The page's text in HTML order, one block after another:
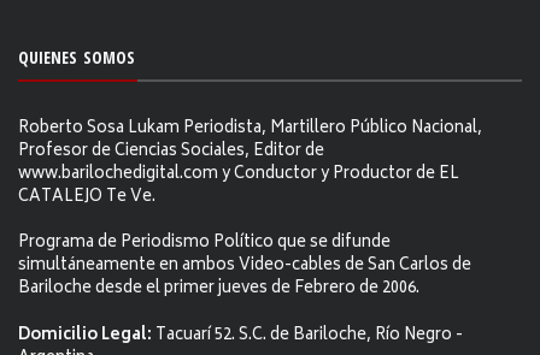
QUIENES SOMOS
Roberto Sosa Lukam Periodista, Martillero Público Nacional,
Profesor de Ciencias Sociales, Editor de
www.barilochedigital.com y Conductor y Productor de EL
CATALEJO Te Ve.
Programa de Periodismo Político que se difunde
simultáneamente en ambos Video-cables de San Carlos de
Bariloche desde el primer jueves de Febrero de 2006.
Domicilio Legal: Tacuarí 52. S.C. de Bariloche, Río Negro -